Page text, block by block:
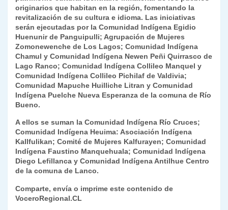
originarios que habitan en la región, fomentando la
revitalización de su cultura e idioma. Las iniciativas
serán ejecutadas por la Comunidad Indígena Egidio
Huenunir de Panguipulli; Agrupación de Mujeres
Zomonewenche de Los Lagos; Comunidad Indígena
Chamul y Comunidad Indígena Newen Peñi Quirrasco de
Lago Ranco; Comunidad Indígena Collileo Manquel y
Comunidad Indígena Collileo Pichilaf de Valdivia;
Comunidad Mapuche Huilliche Litran y Comunidad
Indígena Puelche Nueva Esperanza de la comuna de Río
Bueno.
A ellos se suman la Comunidad Indígena Río Cruces;
Comunidad Indígena Heuima: Asociación Indígena
Kallfulikan; Comité de Mujeres Kalfurayen; Comunidad
Indígena Faustino Manquehuala; Comunidad Indígena
Diego Lefillanca y Comunidad Indígena Antilhue Centro
de la comuna de Lanco.
Comparte, envía o imprime este contenido de
VoceroRegional.CL